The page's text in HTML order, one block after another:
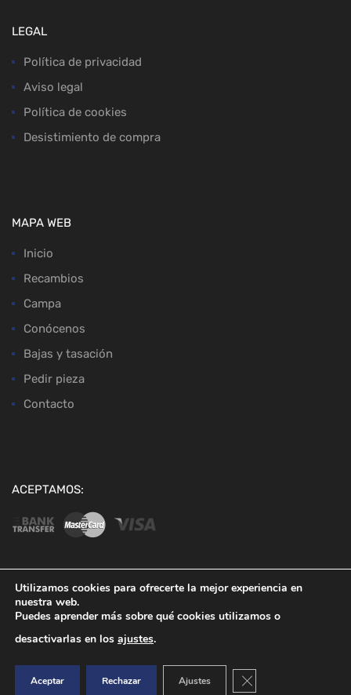
LEGAL
Política de privacidad
Aviso legal
Política de cookies
Desistimiento de compra
MAPA WEB
Inicio
Recambios
Campa
Conócenos
Bajas y tasación
Pedir pieza
Contacto
ACEPTAMOS:
Utilizamos cookies para ofrecerte la mejor experiencia en
nuestra web.
Puedes aprender más sobre qué cookies utilizamos o
desactivarlas en los ajustes.
Aceptar Rechazar Ajustes Cerrar el banner de